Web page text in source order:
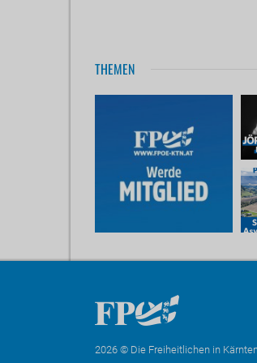
THEMEN
2026 © Die Freiheitlichen in